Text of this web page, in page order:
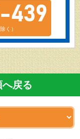
439
く）
戻る